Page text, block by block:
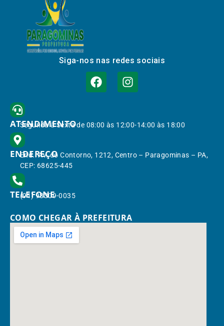
Siga-nos nas redes sociais
ATENDIMENTO
Segunda à Sexta de 08:00 às 12:00-14:00 às 18:00
ENDEREÇO
End.: Av. do Contorno, 1212, Centro – Paragominas – PA,
CEP: 68625-445
TELEFONE
(91) 98309-0035
COMO CHEGAR À PREFEITURA